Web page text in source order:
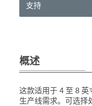
支持
概述
这款适用于 4 至 8
生产线需求。可选择